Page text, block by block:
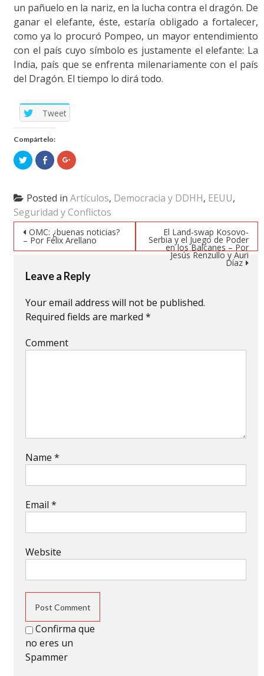
un pañuelo en la nariz, en la lucha contra el dragón. De
ganar el elefante, éste, estaría obligado a fortalecer,
como ya lo procuró Pompeo, un mayor entendimiento
con el país cuyo símbolo es justamente el elefante: La
India, país que se enfrenta milenariamente con el país
del Dragón. El tiempo lo dirá todo.
Tweet
Compártelo:
Click
to
share
(Opens
in
new
window)
Click
to
share
(Opens
in
new
window)
Click
to
(Opens
in
new
window)
Posted in Artículos, Democracia y DDHH, EEUU,
Seguridad y Conflictos
Post navigation
OMC: ¿buenas noticias?
– Por Félix Arellano
El Land-swap Kosovo-
Serbia y el Juego de Poder
en los Balcanes – Por
Jesús Renzullo y Auri
Díaz
Leave a Reply
Your email address will not be published.
Required fields are marked *
Comment
Name *
Email *
Website
Confirma que
no eres un
Spammer